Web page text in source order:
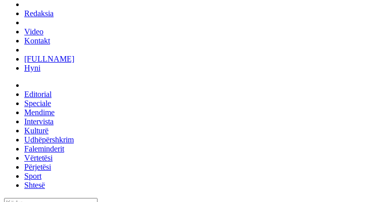
Redaksia
Video
Kontakt
[FULLNAME]
Hyni
Editorial
Speciale
Mendime
Intervista
Kulturë
Udhëpërshkrim
Faleminderit
Vërtetësi
Përjetësi
Sport
Shtesë